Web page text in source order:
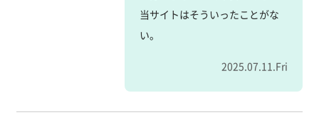
当サイトはそういったことがな
い。
2025.07.11.Fri